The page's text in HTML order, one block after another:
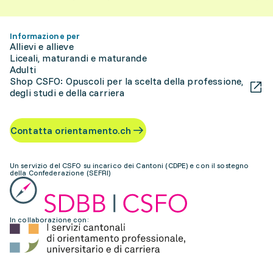
Informazione per
Allievi e allieve
Liceali, maturandi e maturande
Adulti
Shop CSFO: Opuscoli per la scelta della professione,
degli studi e della carriera
Contatta orientamento.ch
Un servizio del CSFO su incarico dei Cantoni (CDPE) e con il sostegno
della Confederazione (SEFRI)
In collaborazione con: